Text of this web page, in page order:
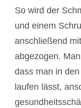
So wird der
und einem
anschließend
abgezogen.
dass man in
laufen lässt,